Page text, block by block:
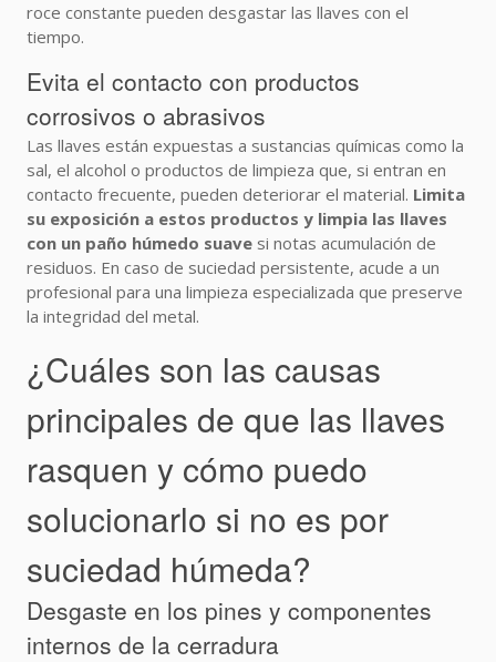
roce constante pueden desgastar las llaves con el
tiempo.
Evita el contacto con productos
corrosivos o abrasivos
Las llaves están expuestas a sustancias químicas como la
sal, el alcohol o productos de limpieza que, si entran en
contacto frecuente, pueden deteriorar el material. Limita
su exposición a estos productos y limpia las llaves
con un paño húmedo suave si notas acumulación de
residuos. En caso de suciedad persistente, acude a un
profesional para una limpieza especializada que preserve
la integridad del metal.
¿Cuáles son las causas
principales de que las llaves
rasquen y cómo puedo
solucionarlo si no es por
suciedad húmeda?
Desgaste en los pines y componentes
internos de la cerradura